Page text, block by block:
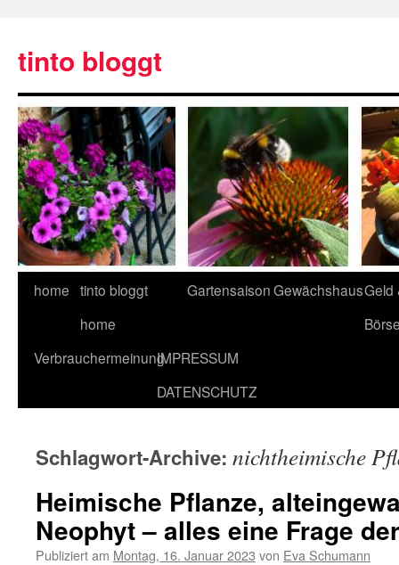
tinto bloggt
home tinto bloggt
home
GartensaisonGewächshausGeld
VerbrauchermeinungIMPRESSUM
DATENSCHUTZ
Schlagwort-Archive: nichtheimische
Heimische Pflanze,
Neophyt – alles eine Frage
Publiziert am Montag, 16. Januar 2023 von Eva Schumann